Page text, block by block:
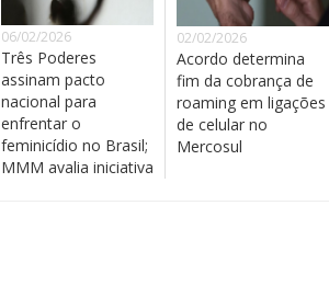
06/02/2026
Três Poderes
assinam pacto
nacional para
enfrentar o
feminicídio no Brasil;
MMM avalia iniciativa
02/02/2026
Acordo determina
fim da cobrança de
roaming em ligações
de celular no
Mercosul